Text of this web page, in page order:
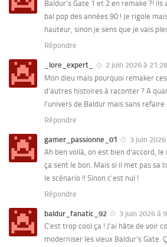
Baldur’s Gate 1 et 2 en remake ?!
bal pop des années 90 ! Je rigole
hauteur, sinon je sens que je vais
Répondre
_lore_expert_
2 juin 2026 à 21:28
Mon dieu mais pourquoi remaker
d’autres histoires à raconter ? A
l’univers de Baldur mais sans
Répondre
gamer_passionne_01
3 juin 2026
Ah ben voilà, on est bien d’accord,
ça sent le bon. Mais si il met pas sa
le scénario !! Sinon c’est nul !
Répondre
baldur_fanatic_92
3 juin 2026 à
C’est trop cool ça ! J’ai hâte de voir
moderniser les vieux Baldur’s Gate.